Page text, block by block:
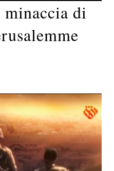
di